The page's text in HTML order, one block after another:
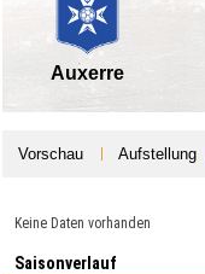
Auxerre
Vorschau Aufstellung
Keine Daten vorhanden
Saisonverlauf